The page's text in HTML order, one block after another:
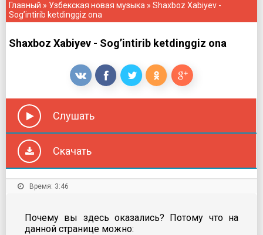
Главный » Узбекская новая музыка » Shaxboz Xabiyev -
Sog’intirib ketdinggiz ona
Shaxboz Xabiyev - Sog’intirib ketdinggiz ona
Слушать
Скачать
Время: 3:46
Почему вы здесь оказались? Потому что на
данной странице можно: